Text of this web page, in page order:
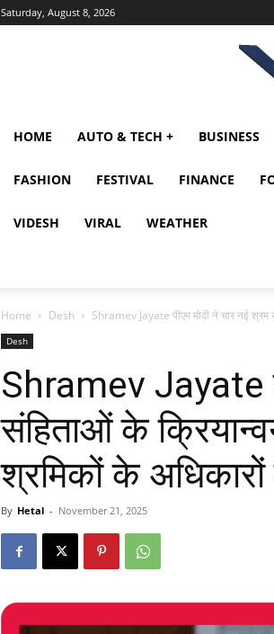
Saturday, August 8, 2026
HOME AUTO & TECH + BUSINESS
FASHION FESTIVAL FINANCE
VIDESH VIRAL WEATHER
Home Desh Shramev Jayate पीएम मोदी ने चार नई
Desh
Shramev Jayate
संहिताओं के
श्रमिकों के
By Hetal - November 21, 2025